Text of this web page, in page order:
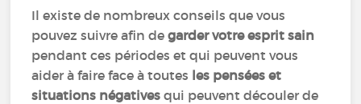
Il existe de nombreux conseils que vous
pouvez suivre afin degarder votre esprit sain
pendant ces périodes et qui peuvent vous
aider à faire face à toutes les pensées et
situations négatives qui peuvent découler de